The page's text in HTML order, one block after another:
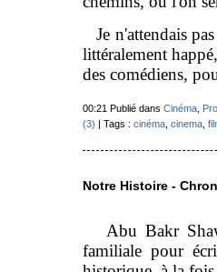
Je n'attendais
littéralement
des comédiens,
00:21 Publié dans Cinéma,
(3) | Tags : cinéma, cinema,
Notre Histoire -
Abu Bakr
familiale pour